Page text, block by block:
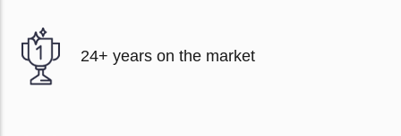
24+ years on the market